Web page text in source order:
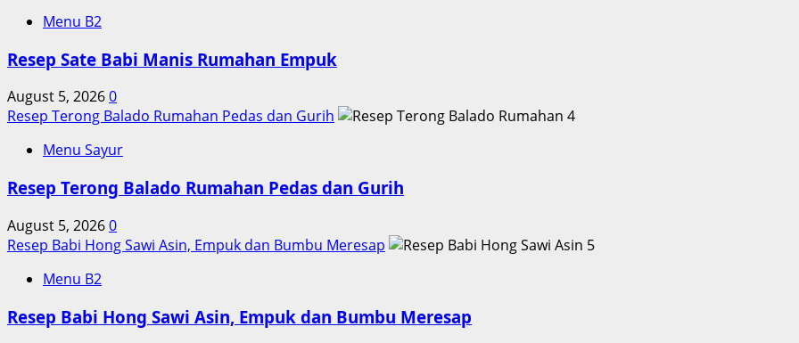
Menu B2
Resep Sate Babi Manis Rumahan Empuk
August 5, 20260
Resep Terong Balado Rumahan Pedas dan Gurih
4
Menu Sayur
Resep Terong Balado Rumahan Pedas dan Gurih
August 5, 20260
Resep Babi Hong Sawi Asin, Empuk dan Bumbu Meresap
5
Menu B2
Resep Babi Hong Sawi Asin, Empuk dan Bumbu Meresap